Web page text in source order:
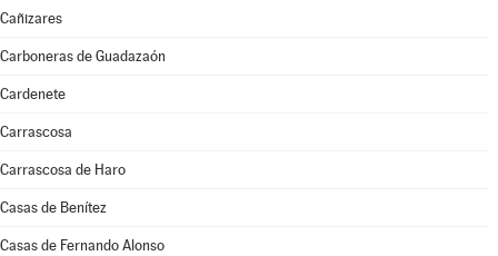
Cañizares
Carboneras de Guadazaón
Cardenete
Carrascosa
Carrascosa de Haro
Casas de Benítez
Casas de Fernando Alonso